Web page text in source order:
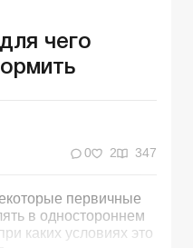
чего
0 2 347
первичные
в одностороннем
каких условиях это